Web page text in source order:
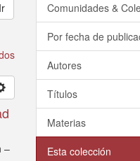
Ir
–
Comunidades &
Por fecha de
Autores
Títulos
Materias
Esta colección